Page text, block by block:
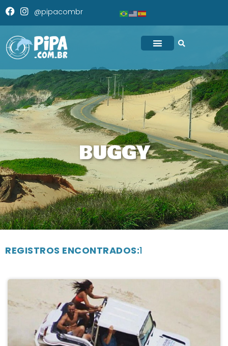
@pipacombr
BUGGY
REGISTROS ENCONTRADOS:1